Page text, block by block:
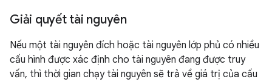
Giải quyết tài nguyên
Nếu một tài nguyên đích hoặc tài nguyên lớp phủ có nhiều
cấu hình được xác định cho tài nguyên đang được truy
vấn, thì thời gian chạy tài nguyên sẽ trả về giá trị của cấu